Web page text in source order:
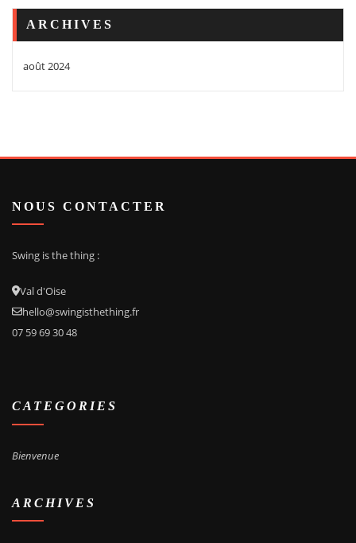
ARCHIVES
août 2024
NOUS CONTACTER
Swing is the thing :
Val d'Oise
hello@swingisthething.fr
07 59 69 30 48
CATEGORIES
Bienvenue
ARCHIVES